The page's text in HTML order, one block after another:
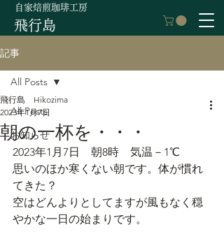
自家焙煎珈琲工房
飛行島
記事
All Posts
お知らせ
All Posts
朝の一杯を・・・
飛行島 Hikozima
2023年1月7日
2023年1月7日　朝8時　気温－1℃
思いのほか寒くない朝です。体が慣れ
てきた？
空はどんよりとしてますが風もなく穏
やかな一日の始まりです。